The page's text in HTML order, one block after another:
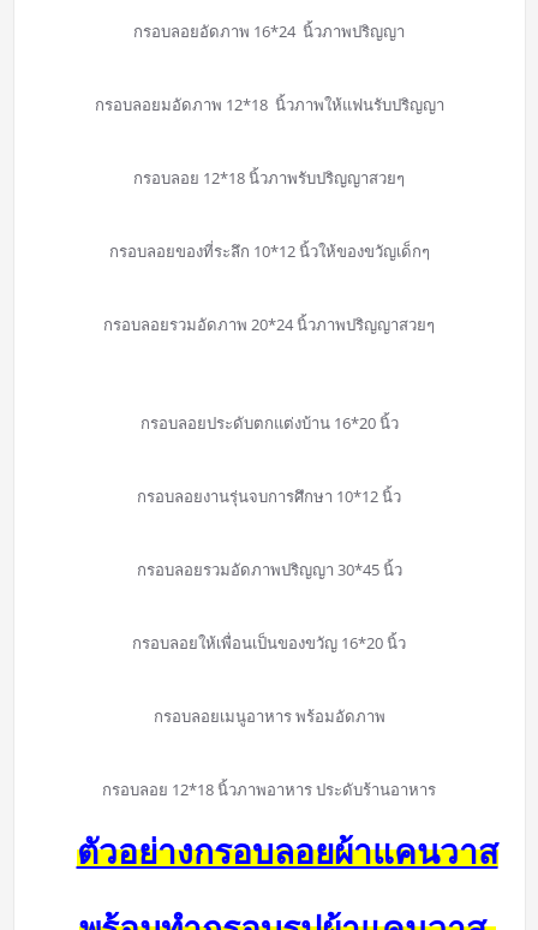
กรอบลอยอัดภาพ 16*24 นิ้วภาพปริญญา
กรอบลอยมอัดภาพ 12*18 นิ้วภาพให้แฟนรับปริญญา
กรอบลอย 12*18 นิ้วภาพรับปริญญาสวยๆ
กรอบลอยของที่ระลึก 10*12 นิ้วให้ของขวัญเด็กๆ
กรอบลอยรวมอัดภาพ 20*24 นิ้วภาพปริญญาสวยๆ
กรอบลอยประดับตกแต่งบ้าน 16*20 นิ้ว
กรอบลอยงานรุ่นจบการศึกษา 10*12 นิ้ว
กรอบลอยรวมอัดภาพปริญญา 30*45 นิ้ว
กรอบลอยให้เพื่อนเป็นของขวัญ 16*20 นิ้ว
กรอบลอยเมนูอาหาร พร้อมอัดภาพ
กรอบลอย 12*18 นิ้วภาพอาหาร ประดับร้านอาหาร
ตัวอย่างกรอบลอยผ้าแคนวาส